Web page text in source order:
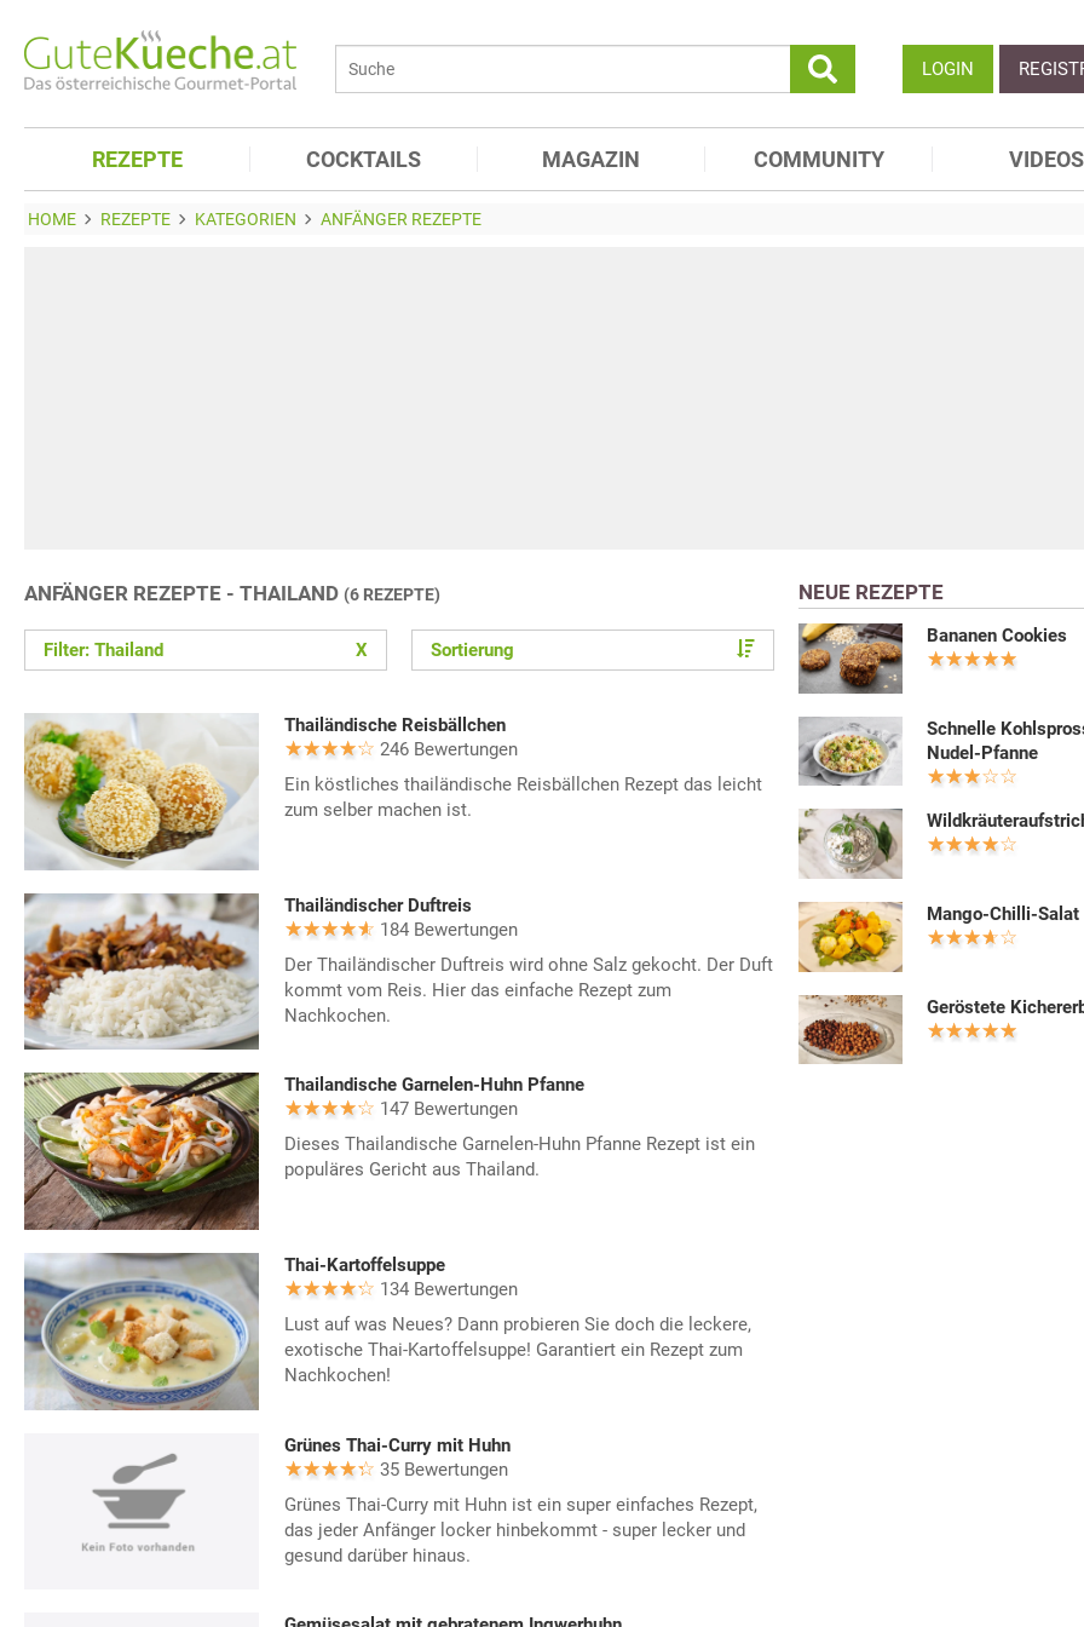
LOGIN
REZEPTE COCKTAILS MAGAZIN COMMUNITY VIDEOS
HOME REZEPTE KATEGORIEN ANFÄNGER REZEPTE
ANFÄNGER REZEPTE - THAILAND (6 REZEPTE)
Filter: Thailand X Sortierung
Thailändische Reisbällchen
246 Bewertungen
Ein köstliches thailändische Reisbällchen Rezept das leicht
zum selber machen ist.
Thailändischer Duftreis
184 Bewertungen
Der Thailändischer Duftreis wird ohne Salz gekocht. Der Duft
kommt vom Reis. Hier das einfache Rezept zum
Nachkochen.
Thailandische Garnelen-Huhn Pfanne
147 Bewertungen
Dieses Thailandische Garnelen-Huhn Pfanne Rezept ist ein
populäres Gericht aus Thailand.
Thai-Kartoffelsuppe
134 Bewertungen
Lust auf was Neues? Dann probieren Sie doch die leckere,
exotische Thai-Kartoffelsuppe! Garantiert ein Rezept zum
Nachkochen!
Grünes Thai-Curry mit Huhn
35 Bewertungen
Grünes Thai-Curry mit Huhn ist ein super einfaches Rezept,
das jeder Anfänger locker hinbekommt - super lecker und
gesund darüber hinaus.
NEUE REZEPTE
Bananen Cookies
Schnelle
Nudel-Pfanne
Mango-Chilli-Salat
Geröstete